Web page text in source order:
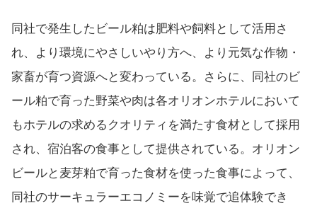
同社で発生したビール粕は肥料や飼料として活用さ
れ、より環境にやさしいやり方へ、より元気な作物・
家畜が育つ資源へと変わっている。さらに、同社のビ
ール粕で育った野菜や肉は各オリオンホテルにおいて
もホテルの求めるクオリティを満たす食材として採用
され、宿泊客の食事として提供されている。オリオン
ビールと麦芽粕で育った食材を使った食事によって、
同社のサーキュラーエコノミーを味覚で追体験でき